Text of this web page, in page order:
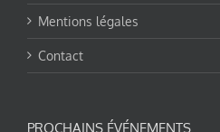
Mentions légales
Contact
PROCHAINS ÉVÉNEMENTS